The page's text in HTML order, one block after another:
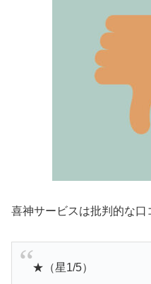
喜神サービスは批判的な口
★（星1/5）